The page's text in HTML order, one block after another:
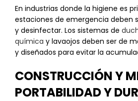
En industrias donde la higiene es
estaciones de emergencia deben
y desinfectar. Los sistemas de
química y lavaojos deben ser de
y diseñados para evitar la
CONSTRUCCIÓN Y
PORTABILIDAD Y